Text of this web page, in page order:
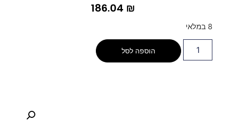
186.04 ₪
8 במלאי
הוספה לסל